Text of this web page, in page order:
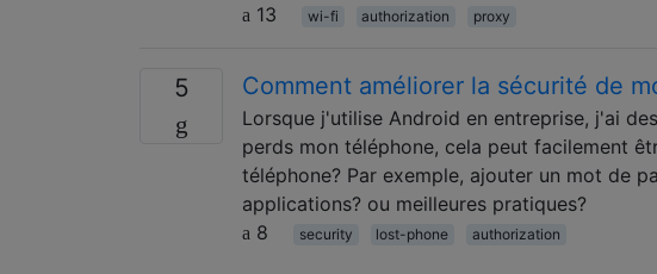
13
wi-fi authorization proxy
5 Comment améliorer la sécurité de
Lorsque j'utilise Android en entreprise, j'ai
perds mon téléphone, cela peut facilement
téléphone? Par exemple, ajouter un mot de
applications? ou meilleures pratiques?
8
security lost-phone authorization